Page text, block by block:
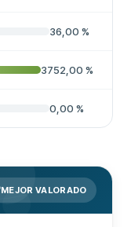
36,00 %
3752,00 %
0,00 %
MEJOR VALORADO